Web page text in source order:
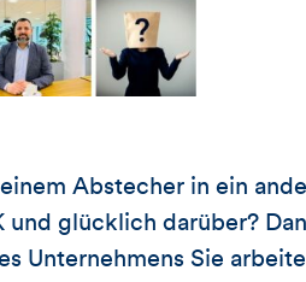
Abstecher in ein
und glücklich darüber?
Unternehmens Sie